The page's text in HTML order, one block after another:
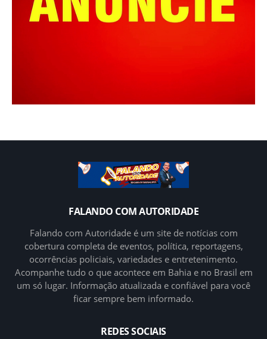
FALANDO COM AUTORIDADE
Falando com Autoridade é um site de notícias com
cobertura completa de eventos, política, reportagens,
ocorrências policiais, variedades e entretenimento.
Acompanhe tudo o que acontece em Bahia e no Brasil em
um só lugar. Informação atualizada e confiável para você
ficar sempre bem informado.
REDES SOCIAIS